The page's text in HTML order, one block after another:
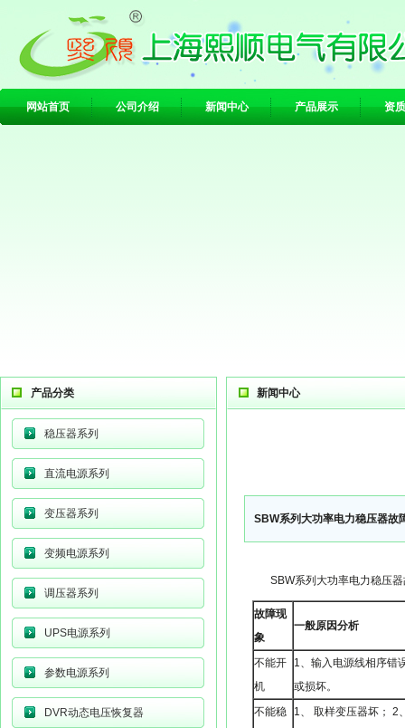
网站首页 公司介绍 新闻中心 产品展示 资
新闻中心
SBW系列大功率电力稳压器故
SBW系列大功率电力稳压
故障现
象
一般原因分析
不能开
机
1、输入电源线相序错
或损坏。
不能稳
1、 取样变压器坏； 2
产品分类
稳压器系列
直流电源系列
变压器系列
变频电源系列
调压器系列
UPS电源系列
参数电源系列
DVR动态电压恢复器